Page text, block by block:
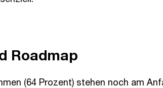
Roadmap
(64 Prozent) stehen noch am